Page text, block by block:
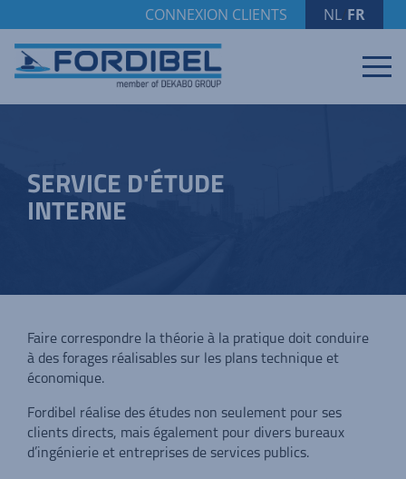
CONNEXION CLIENTS NL/FR
SERVICE D'ÉTUDE
INTERNE
Faire correspondre la théorie à la pratique doit conduire
à des forages réalisables sur les plans technique et
économique.
Fordibel réalise des études non seulement pour ses
clients directs, mais également pour divers bureaux
d’ingénierie et entreprises de services publics.